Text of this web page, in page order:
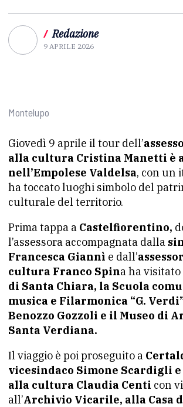
/ Redazione
9 APRILE 2026
Montelupo
Giovedì 9 aprile il tour dell’
alla cultura Cristina Manetti è
nell’Empolese Valdelsa, con un
ha toccato luoghi simbolo del
culturale del territorio.
Prima tappa a Castelfiorentino,
l’assessora accompagnata dalla
Francesca Giannì e dall’
cultura Franco Spina ha
di Santa Chiara, la Scuola
musica e Filarmonica “G.
Benozzo Gozzoli e il Museo di
Santa Verdiana.
Il viaggio è poi proseguito a
vicesindaco Simone Scardigli e
alla cultura Claudia Centi con
all’Archivio Vicarile, alla Casa